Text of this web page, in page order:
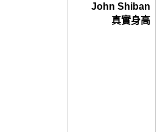
John Shiban
真實身高